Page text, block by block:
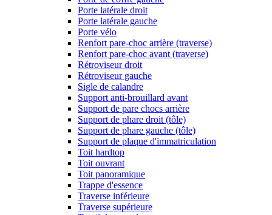
Porte latérale droit
Porte latérale gauche
Porte vélo
Renfort pare-choc arrière (traverse)
Renfort pare-choc avant (traverse)
Rétroviseur droit
Rétroviseur gauche
Sigle de calandre
Support anti-brouillard avant
Support de pare chocs arrière
Support de phare droit (tôle)
Support de phare gauche (tôle)
Support de plaque d'immatriculation
Toit hardtop
Toit ouvrant
Toit panoramique
Trappe d'essence
Traverse inférieure
Traverse supérieure